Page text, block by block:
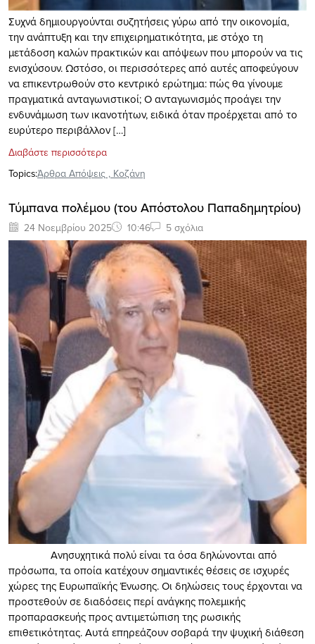
Συχνά δημιουργούνται συζητήσεις γύρω από την οικονομία,
την ανάπτυξη και την επιχειρηματικότητα, με στόχο τη
μετάδοση καλών πρακτικών και απόψεων που μπορούν να τις
ενισχύσουν. Ωστόσο, οι περισσότερες από αυτές αποφεύγουν
να επικεντρωθούν στο κεντρικό ερώτημα: πώς θα γίνουμε
πραγματικά ανταγωνιστικοί; Ο ανταγωνισμός προάγει την
ενδυνάμωση των ικανοτήτων, ειδικά όταν προέρχεται από το
ευρύτερο περιβάλλον […]
Διαβάστε περισσότερα
Topics:Άρθρα Απόψεις , Κοζάνη
Τύμπανα πολέμου (του Απόστολου Παπαδημητρίου)
24 Νοεμβρίου 2025 10:46 5 σχόλια
Ανησυχητικά πολύ είναι τα όσα δηλώνονται από
πρόσωπα, τα οποία κατέχουν σημαντικές θέσεις σε ισχυρές
χώρες της Ευρωπαϊκής Ένωσης. Οι δηλώσεις τους έρχονται να
προστεθούν σε διαδόσεις περί ανάγκης πολεμικής
προπαρασκευής προς αντιμετώπιση της ρωσικής
επιθετικότητας. Αυτά επηρεάζουν σοβαρά την ψυχική διάθεση